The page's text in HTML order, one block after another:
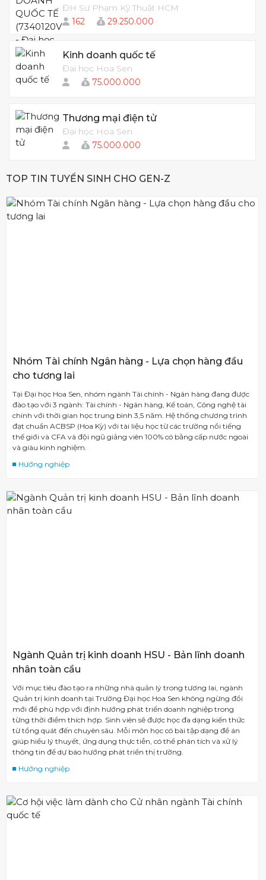
ĐH Sư Phạm Kỹ Thuật HCM
162
29.250.000
Kinh doanh quốc tế
Đại học Hoa Sen
75.000.000
Thương mại điện tử
Đại học Hoa Sen
75.000.000
TOP TIN TUYỂN SINH CHO GEN-Z
Nhóm Tài chính Ngân hàng - Lựa chọn hàng đầu
cho tương lai
Tại Đại học Hoa Sen, nhóm ngành Tài chính - Ngân hàng đang được
đào tạo với 3 ngành: Tài chính - Ngân hàng, Kế toán, Công nghệ tài
chính với thời gian học trung bình 3,5 năm. Hệ thống chương trình
đạt chuẩn ACBSP (Hoa Kỳ) với tài liệu học từ các trường nổi tiếng
thế giới và CFA và đội ngũ giảng viên 100% có bằng cấp nước ngoài
và giàu kinh nghiệm.
Hướng nghiệp
Ngành Quản trị kinh doanh HSU - Bản lĩnh doanh
nhân toàn cầu
Với mục tiêu đào tạo ra những nhà quản lý trong tương lai, ngành
Quản trị kinh doanh tại Trường Đại học Hoa Sen không ngừng đổi
mới để phù hợp với định hướng phát triển doanh nghiệp trong
từng thời điểm thích hợp. Sinh viên sẽ được học đa dạng kiến thức
từ tổng quát đến chuyên sâu. Mỗi môn học có bài tập dạng đề án
giúp hiểu lý thuyết, ứng dụng thực tiễn, có thể phân tích và xử lý
thông tin để dự báo hướng phát triển thị trường.
Hướng nghiệp